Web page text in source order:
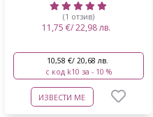
(1 отзив)
11,75 €/ 22,98 лв.
10,58 €/ 20,68 лв.
с код k10 за - 10 %
ИЗВЕСТИ МЕ